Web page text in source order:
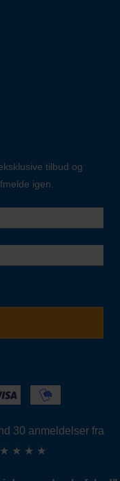
tilbud og
igen.
30 anmeldelser fra
★ ★ ★